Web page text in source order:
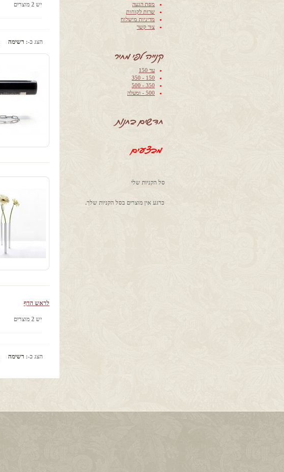
‫מפת הגעה‬
‫שרות לקוחות‬
‫‫מדיניות מישלוח‬
‫‫‫צור קשר‬‬
עד 150
150 - 350
350 - 500
500 - ומעלה
סל הקניות שלי
כרגע אין מוצרים בסל הקניות שלך.
יש 2 מוצרים
הצג כ-: רשימה
לראש הדף
יש 2 מוצרים
הצג כ-: רשימה